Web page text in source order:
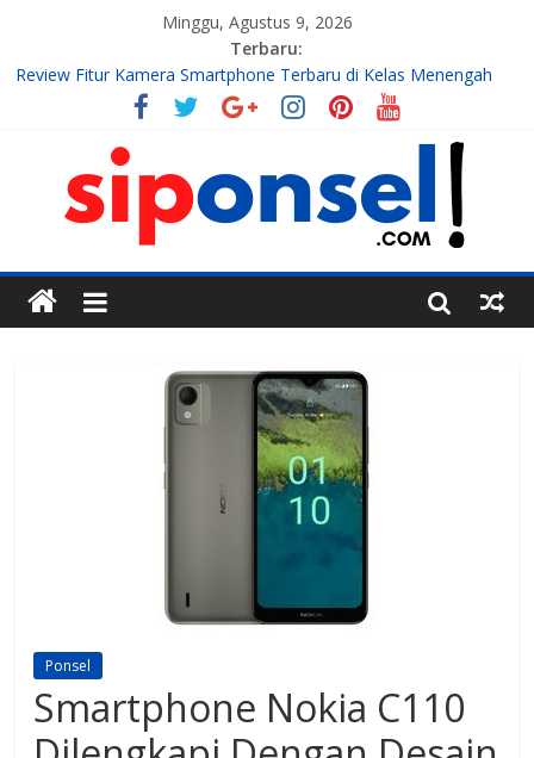
Minggu, Agustus 9, 2026
Terbaru:
Review Fitur Kamera Smartphone Terbaru di Kelas Menengah
10 Aplikasi AI Gratis Terbaik untuk Membuat Konten Instagram
7 Handphone Termahal
Teknologi Gadget, Handphone, dan Aplikasi Terbaru
Tren Teknologi Mobile yang Sedang Berkembang di Tahun Ini
Ponsel
Smartphone Nokia C110